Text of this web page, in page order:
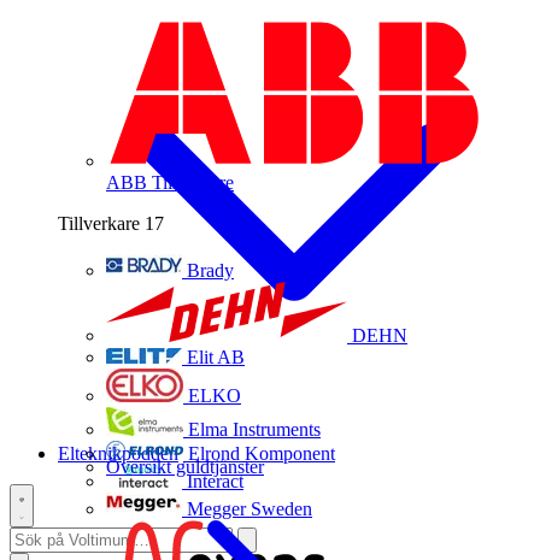
ABB Tillverkare
Tillverkare 17
Brady
DEHN
Elit AB
ELKO
Elma Instruments
Elrond Komponent
Interact
Megger Sweden
Översikt guldtjänster
Elteknikpodden